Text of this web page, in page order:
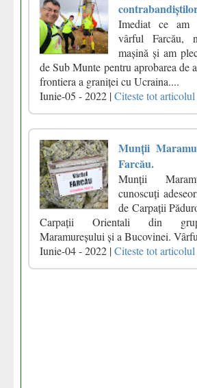
Imediat ce am
vârful Farcău,
mașină și am
de Sub Munte pentru aprobarea de
frontiera a graniței cu Ucraina....
Iunie-05 - 2022 |Citeste tot articolul
Munții
Farcău.
Munții
cunoscuți
de Carpații
Carpații Orientali din
Maramureșului și a Bucovinei.
Iunie-04 - 2022 |Citeste tot articolul